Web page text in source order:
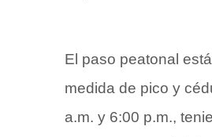
El paso peatonal
medida de pico y
a.m. y 6:00 p.m.,